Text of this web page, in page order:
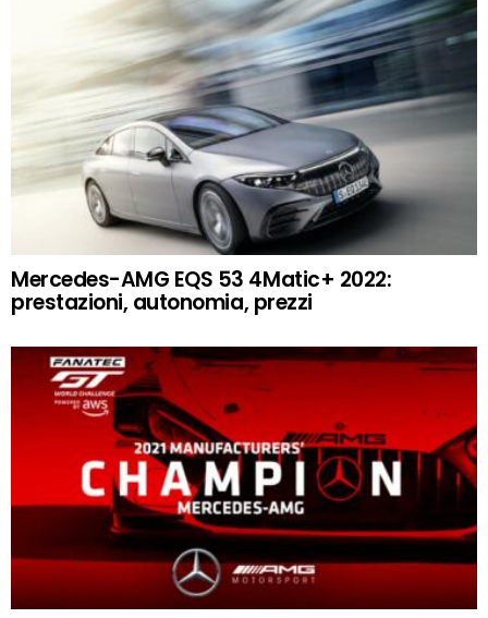
Mercedes-AMG EQS 53 4Matic+ 2022:
prestazioni, autonomia, prezzi